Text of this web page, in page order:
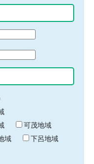
可茂地域
域
下呂地域